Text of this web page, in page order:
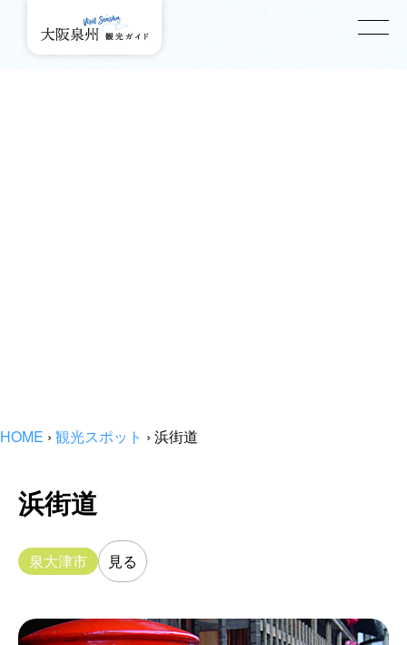
HOME › 観光スポット › 浜街道
浜街道
泉大津市 見る